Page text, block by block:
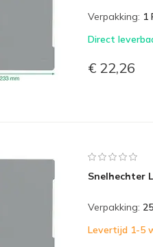
Verpakking: 1
Direct
€ 22,26
Snelhechter
Verpakking:
Levertijd 1-5